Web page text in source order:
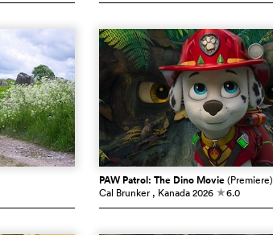
PAW Patrol: The Dino Movie(Premiere)
Cal Brunker , Kanada2026 c6.0